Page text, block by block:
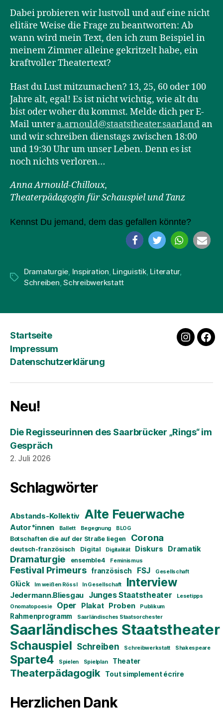
Dabei probieren wir lustvoll und auf eine nicht
elitäre Weise die Frage zu beantworten: Ab
wann wird mein Text, den ich zum Beispiel in
meinem Zimmer alleine gekritzelt habe, ein
kraftvoller Theatertext?
Hast du Lust mitzumachen? 13, 25, 60 oder 100
Jahre alt, egal! Es ist nicht wichtig, wie alt du
bist oder woher du kommst. Melde dich per E-
Mail untera.arnould@staatstheater.saarland an
und wir schreiben dienstags zwischen 18:00
und 19:30 Uhr um unser Leben. Denn es ist
noch nichts verloren…
Anna Arnould-Chilloux,
Theaterpädagogin für Schauspiel und Tanz
Kennst Du jemand, dem das gefallen könnte?
Schlagwörter
Dramaturgie Inspiration Linguistik, Literatur,
Schreiben ,Schreibwerkstatt
Startseite
Impressum
Datenschutzerklärung
Neu!
Die Regisseurinnen des Saarbrücker „Rings“ im
Gespräch
2. Juli 2026
Schlagwörter
Abstands-Kollektiv Alte Feuerwache
Autor*innen Ballett Begegnung BLOG
Botschaften die auf der Straße liegen Corona
deutsch-französisch Digital Digitalität Diskurs Dramatik
Dramaturgie ensemble4 Feminismus
Festival Primeurs französisch FSJ Gesellschaft
Glück Im weißen Rössl In Gesellschaft Interview
Jedermann.Bliesgau Junges Staatstheater
Lesetipps
Onomatopoesie
Oper Plakat Proben Publikum
Rahmenprogramm Saarländisches Staatsorchester
Saarländisches Staatstheater
Schauspiel Schreiben Schreibwerkstatt Shakespeare
Sparte4 Spielen Spielplan Theater
Theaterpädagogik Tout simplement écrire
Herzlichen Dank